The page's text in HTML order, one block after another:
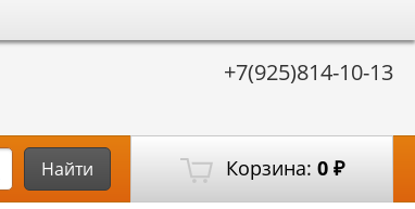
+7(925)814-10-13
Корзина: 0 ₽
Найти